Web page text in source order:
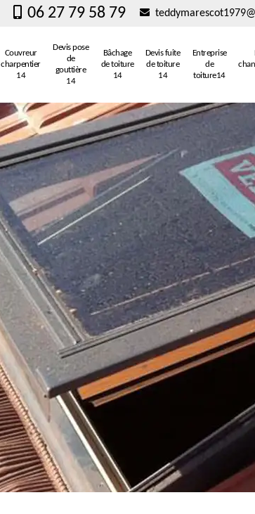
06 27 79 58 79
Couvreur
charpentier
14
Devis pose
de
gouttière
14
Bâchage
de toiture
14
Devis fuite
de toiture
14
Entreprise
de
toiture14